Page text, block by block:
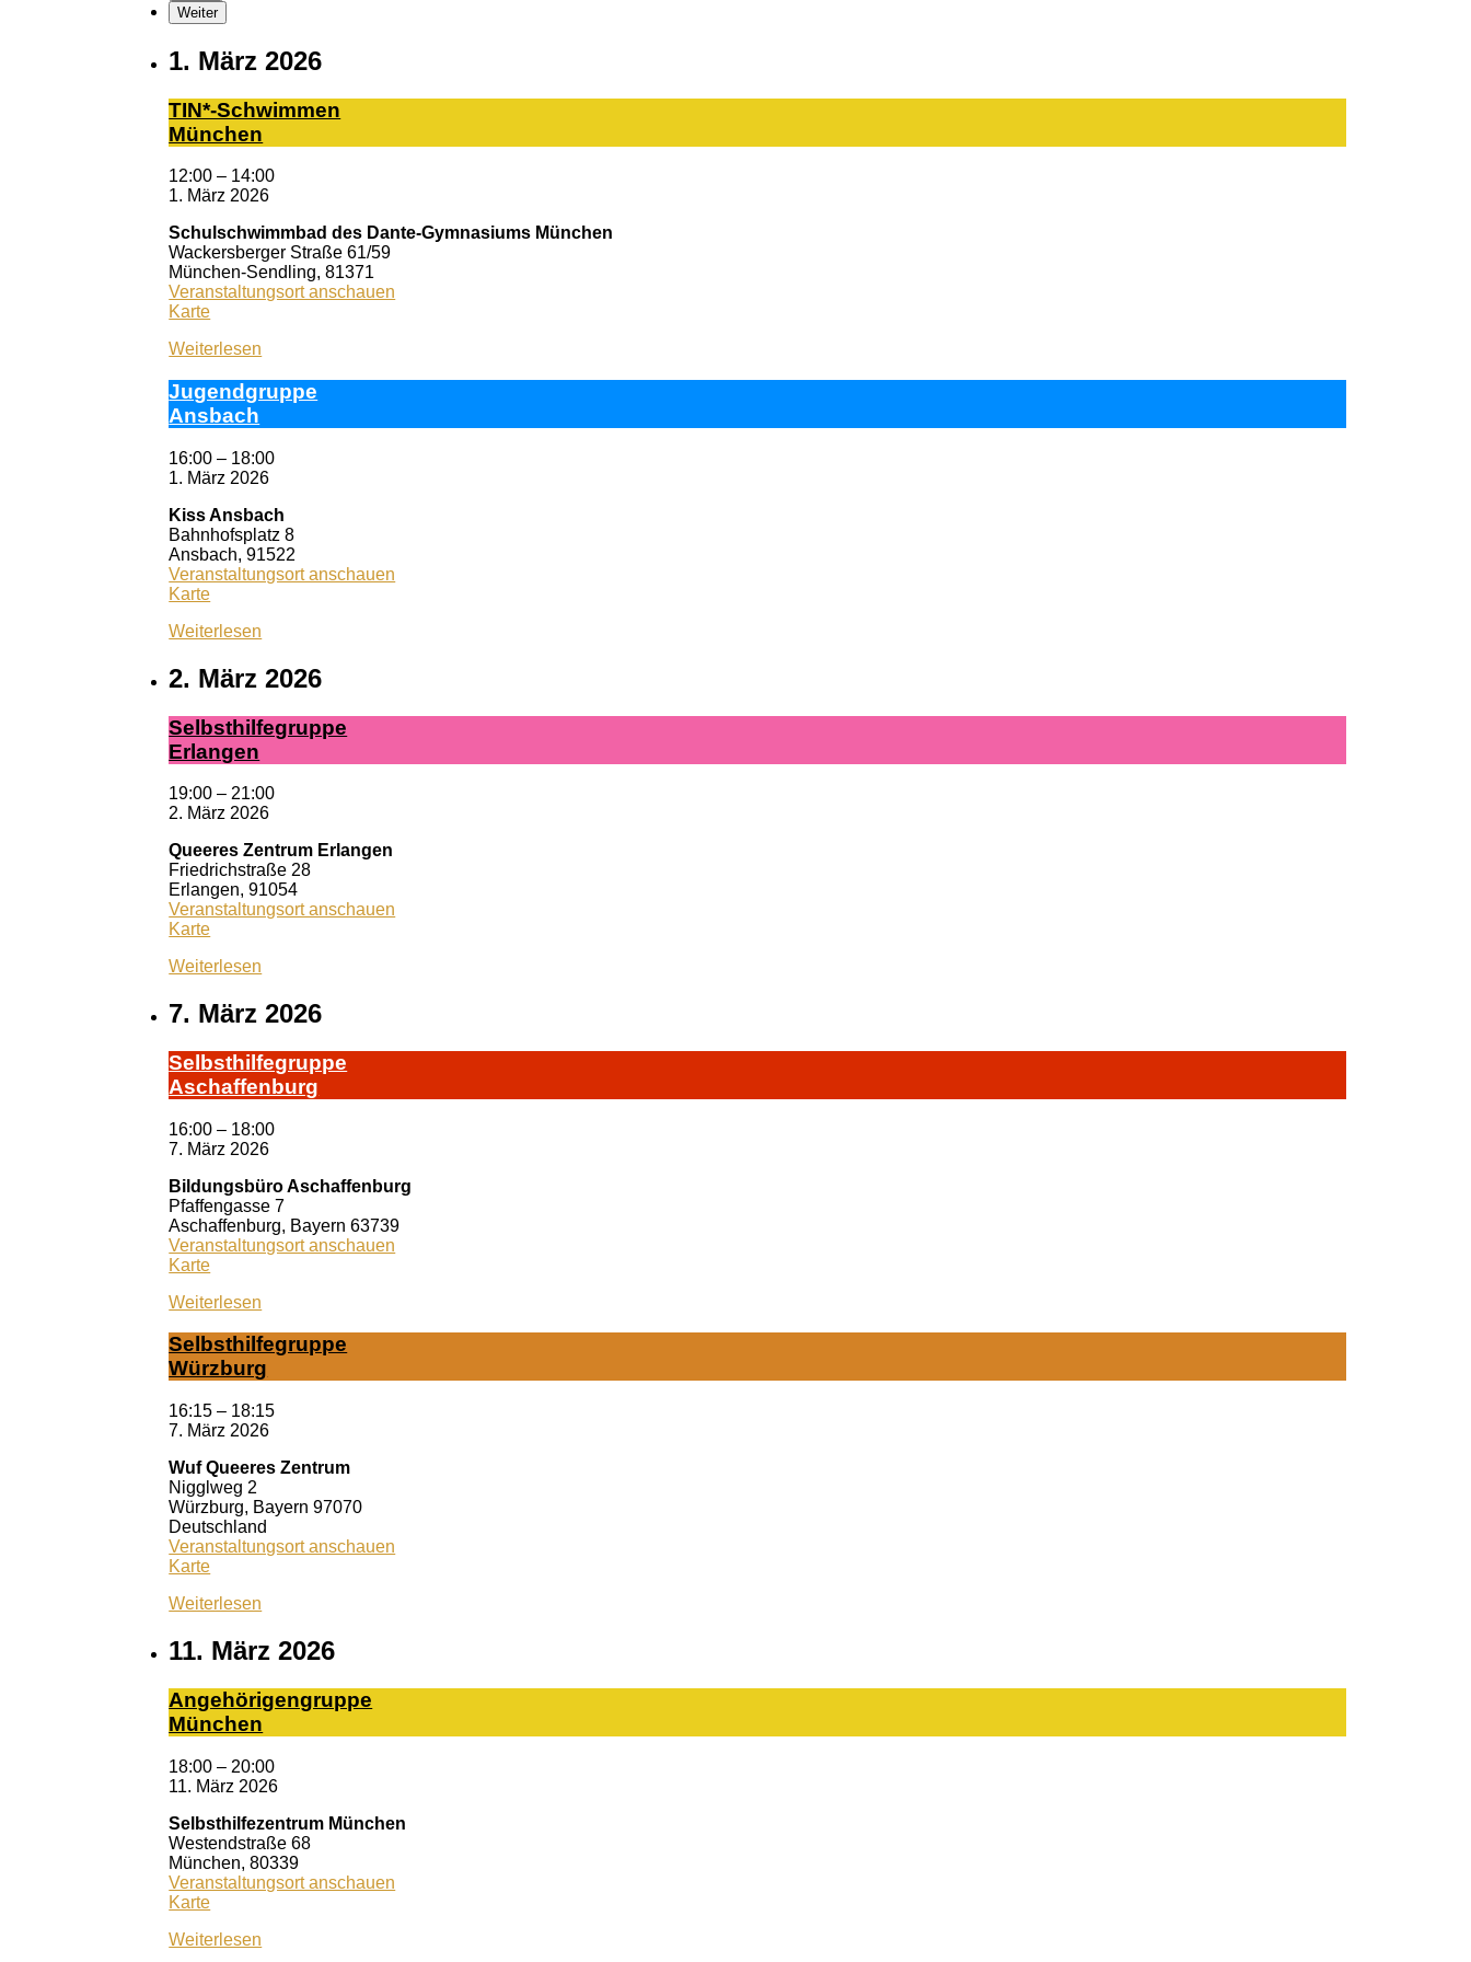
Weiter
1. März 2026
TIN*-Schwimmen
München
12:00 – 14:00
1. März 2026
Schulschwimmbad des Dante-Gymnasiums München
Wackersberger Straße 61/59
München-Sendling,81371
Veranstaltungsort anschauen
KarteSchulschwimmbad
Dante-
München
Weiterlesen
Ju­gend­grup­pe
Ans­bach
16:00 – 18:00
1. März 2026
Kiss Ansbach
Bahnhofsplatz 8
Ansbach,91522
Veranstaltungsort anschauen
KarteKiss
Weiterlesen
2. März 2026
Selbst­hil­fe­grup­pe
Er­lan­gen
19:00 – 21:00
2. März 2026
Queeres Zentrum Erlangen
Friedrichstraße 28
Erlangen,91054
Veranstaltungsort anschauen
KarteQueeres
Erlangen
Weiterlesen
7. März 2026
Selbst­hil­fe­grup­pe
A­schaf­fen­burg
16:00 – 18:00
7. März 2026
Bildungsbüro Aschaffenburg
Pfaffengasse 7
Aschaffenburg, Bayern 63739
Veranstaltungsort anschauen
KarteBildungsbüro
Weiterlesen
Selbst­hil­fe­grup­pe
Würz­burg
16:15 – 18:15
7. März 2026
Wuf Queeres Zentrum
Nigglweg 2
Würzburg, Bayern 97070
Deutschland
Veranstaltungsort anschauen
KarteWuf
Zentrum
Weiterlesen
11. März 2026
An­ge­hö­ri­gen­grup­pe
Mün­chen
18:00 – 20:00
11. März 2026
Selbsthilfezentrum München
Westendstraße 68
München,80339
Veranstaltungsort anschauen
KarteSelbsthilfezentrum
Weiterlesen